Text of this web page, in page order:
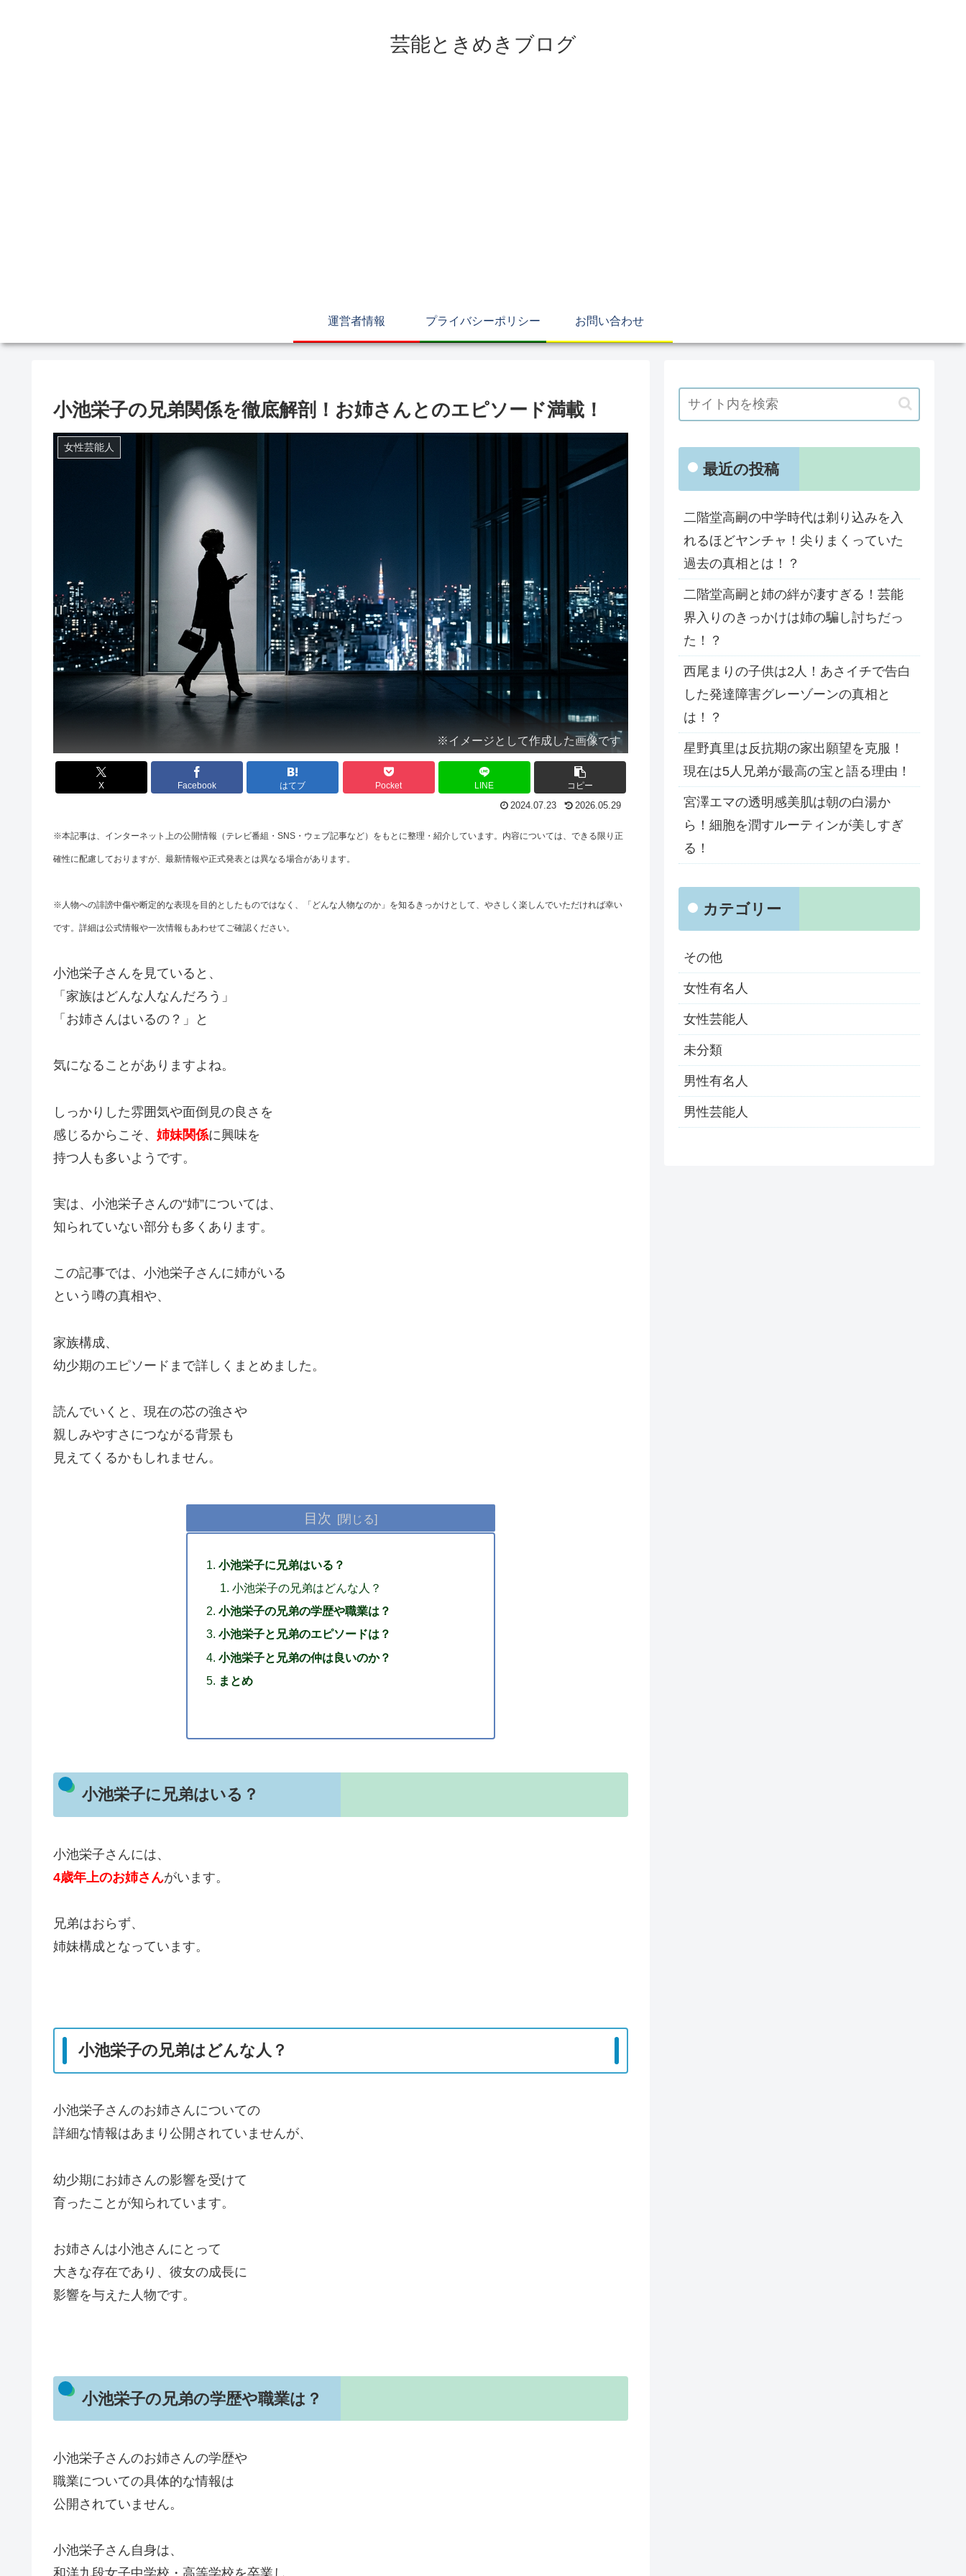
芸能ときめきブログ
運営者情報 プライバシーポリシー お問い合わせ
小池栄子の兄弟関係を徹底解剖！お姉さんとのエピソード満載！
女性芸能人
※イメージとして作成した画像です
X Facebook はてブ Pocket LINE コピー
2024.07.23 2026.05.29
※本記事は、インターネット上の公開情報（テレビ番組・SNS・ウェブ記事など）をもとに整理・紹介しています。内容については、できる限り正
確性に配慮しておりますが、最新情報や正式発表とは異なる場合があります。
※人物への誹謗中傷や断定的な表現を目的としたものではなく、「どんな人物なのか」を知るきっかけとして、やさしく楽しんでいただければ幸い
です。詳細は公式情報や一次情報もあわせてご確認ください。
小池栄子さんを見ていると、
「家族はどんな人なんだろう」
「お姉さんはいるの？」と
気になることがありますよね。
しっかりした雰囲気や面倒見の良さを
感じるからこそ、 姉妹関係に興味を
持つ人も多いようです。
実は、小池栄子さんの“姉”については、
知られていない部分も多くあります。
この記事では、小池栄子さんに姉がいる
という噂の真相や、
家族構成、
幼少期のエピソードまで詳しくまとめました。
読んでいくと、現在の芯の強さや
親しみやすさにつながる背景も
見えてくるかもしれません。
目次
小池栄子に兄弟はいる？
小池栄子の兄弟はどんな人？
小池栄子の兄弟の学歴や職業は？
小池栄子と兄弟のエピソードは？
小池栄子と兄弟の仲は良いのか？
まとめ
小池栄子に兄弟はいる？
小池栄子さんには、
4歳年上のお姉さんがいます。
兄弟はおらず、
姉妹構成となっています。
小池栄子の兄弟はどんな人？
小池栄子さんのお姉さんについての
詳細な情報はあまり公開されていませんが、
幼少期にお姉さんの影響を受けて
育ったことが知られています。
お姉さんは小池さんにとって
大きな存在であり、彼女の成長に
影響を与えた人物です。
小池栄子の兄弟の学歴や職業は？
小池栄子さんのお姉さんの学歴や
職業についての具体的な情報は
公開されていません。
小池栄子さん自身は、
最近の投稿
二階堂高嗣の中学時代は剃り込みを入
れるほどヤンチャ！尖りまくっていた
過去の真相とは！？
二階堂高嗣と姉の絆が凄すぎる！芸能
界入りのきっかけは姉の騙し討ちだっ
た！？
西尾まりの子供は2人！あさイチで告白
した発達障害グレーゾーンの真相と
は！？
星野真里は反抗期の家出願望を克服！
現在は5人兄弟が最高の宝と語る理由！
宮澤エマの透明感美肌は朝の白湯か
ら！細胞を潤すルーティンが美しすぎ
る！
カテゴリー
その他
女性有名人
女性芸能人
未分類
男性有名人
男性芸能人